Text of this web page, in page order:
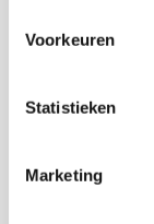
Voorkeuren
Statistieken
Marketing
(2024)
Grounds